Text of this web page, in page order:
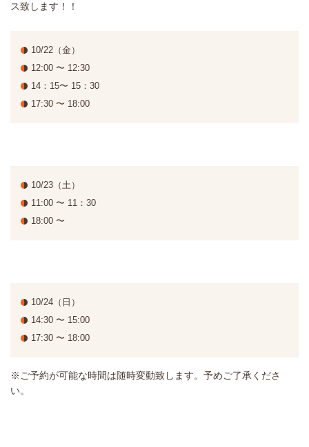
ス致します！！
10/22（金）
12:00 〜 12:30
14：15〜 15：30
17:30 〜 18:00
10/23（土）
11:00 〜 11：30
18:00 〜
10/24（日）
14:30 〜 15:00
17:30 〜 18:00
※ご予約が可能な時間は随時変動致します。予めご了承くださ
い。